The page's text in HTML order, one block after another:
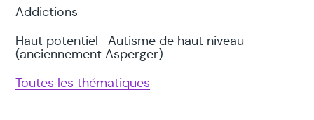
Addictions
Haut potentiel- Autisme de haut niveau
(anciennement Asperger)
Toutes les thématiques